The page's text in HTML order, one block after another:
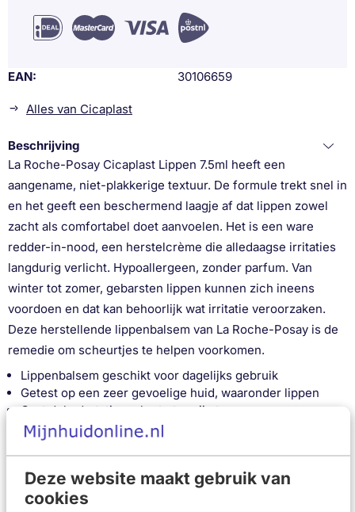
Deze website maakt gebruik van
cookies
EAN 30106659
Alles van Cicaplast
Beschrijving
La Roche-Posay Cicaplast Lippen 7.5ml heeft een
aangename, niet-plakkerige textuur. De formule trekt snel in
en het geeft een beschermend laagje af dat lippen zowel
zacht als comfortabel doet aanvoelen. Het is een ware
redder-in-nood, een herstelcrème die alledaagse irritaties
langdurig verlicht. Hypoallergeen, zonder parfum. Van
winter tot zomer, gebarsten lippen kunnen zich ineens
voordoen en dat kan behoorlijk wat irritatie veroorzaken.
Deze herstellende lippenbalsem van La Roche-Posay is de
remedie om scheurtjes te helpen voorkomen.
Lippenbalsem geschikt voor dagelijks gebruik
Getest op een zeer gevoelige huid, waaronder lippen
Gaat dehydratatie op korte termijn tegen
Brengt onmiddellijk verlichting, waarbij gebarsten en
geïrriteerde zones tot rust worden gebracht
Bevordert het herstel van de huidbarrière in zijn geheel,
waardoor deze beter beschermd is tegen invloeden van